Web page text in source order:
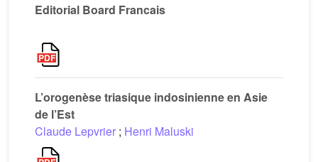
Editorial Board Francais
L’orogenèse triasique indosinienne en Asie
de l’Est
Claude Lepvrier ; Henri Maluski